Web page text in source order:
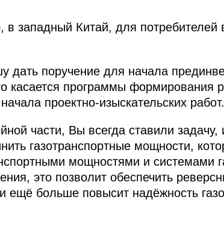
в западный Китай, для потребителей
поручение для начала
касается программы формирования
проектно-изыскательских работ.
части, Вы всегда ставили
газотранспортные мощности,
мощностями и системами
это позволит обеспечить
ещё больше повысит надёжность